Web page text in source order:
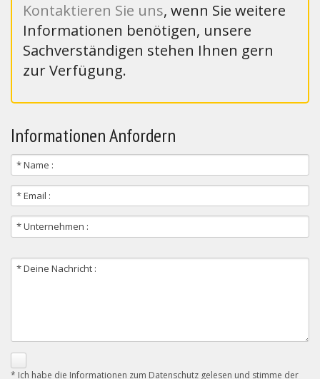
Kontaktieren Sie uns, wenn Sie weitere
Informationen benötigen, unsere
Sachverständigen stehen Ihnen gern
zur Verfügung.
Informationen Anfordern
* Ich habe die Informationen zum Datenschutz gelesen und stimme der